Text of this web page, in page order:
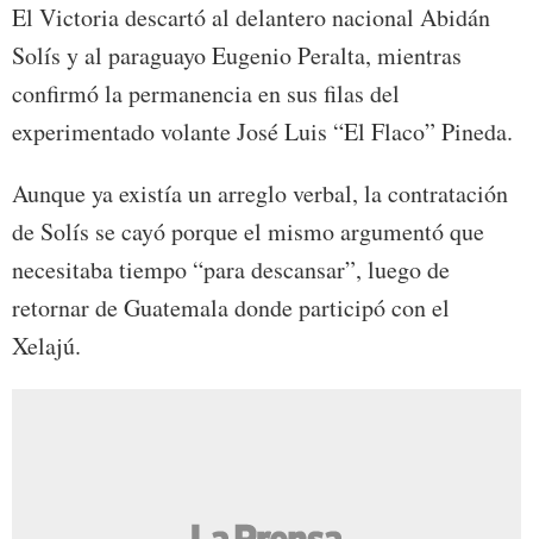
El Victoria descartó al delantero nacional Abidán
Solís y al paraguayo Eugenio Peralta, mientras
confirmó la permanencia en sus filas del
experimentado volante José Luis “El Flaco” Pineda.
Aunque ya existía un arreglo verbal, la contratación
de Solís se cayó porque el mismo argumentó que
necesitaba tiempo “para descansar”, luego de
retornar de Guatemala donde participó con el
Xelajú.